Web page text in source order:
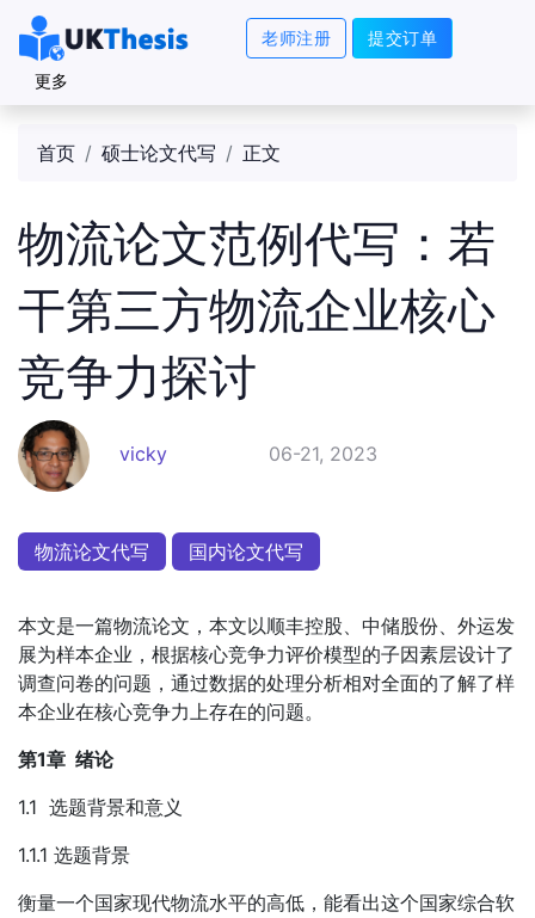
老师注册 提交订单
更多
首页 硕士论文代写 正文
物流论文范例代写：若
干第三方物流企业核心
竞争力探讨
vicky 06-21, 2023
物流论文代写 国内论文代写
本文是一篇物流论文，本文以顺丰控股、中储股份、外运发
展为样本企业，根据核心竞争力评价模型的子因素层设计了
调查问卷的问题，通过数据的处理分析相对全面的了解了样
本企业在核心竞争力上存在的问题。
第1章 绪论
1.1 选题背景和意义
1.1.1 选题背景
衡量一个国家现代物流水平的高低，能看出这个国家综合软